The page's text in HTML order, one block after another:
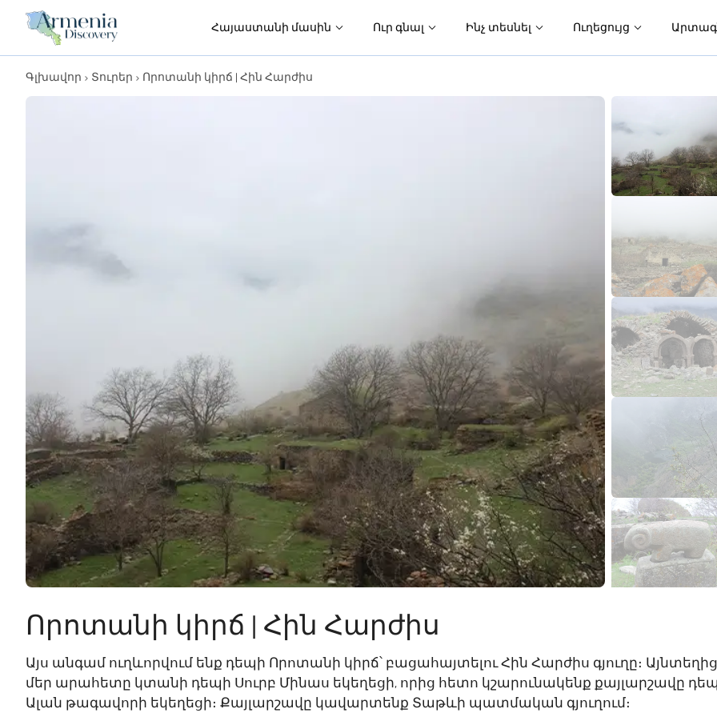
Հայաստանի մասին Ուր գնալ Ինչ տեսնել Ուղեցույց
Գլխավոր Տուրեր Որոտանի կիրճ | Հին Հարժիս
Որոտանի կիրճ | Հին Հարժիս
Այս անգամ ուղևորվում ենք դեպի Որոտանի կիրճ՝ բացահայտելու Հին Հարժիս գյուղը։ Այնտեղից
մեր արահետը կտանի դեպի Սուրբ Մինաս եկեղեցի, որից հետո կշարունակենք քայլարշավը
Ալան թագավորի եկեղեցի։ Քայլարշավը կավարտենք Տաթևի պատմական գյուղում։